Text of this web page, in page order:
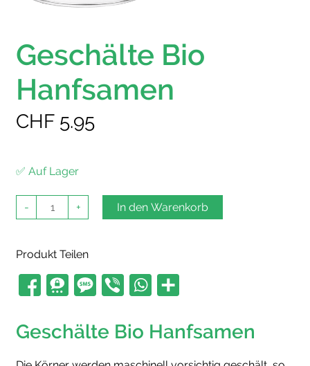
Geschälte Bio
Hanfsamen
CHF 5.95
✅ Auf Lager
-
Geschälte
Bio
Hanfsamen
+ In den Warenkorb
Produkt Teilen
Geschälte Bio Hanfsamen